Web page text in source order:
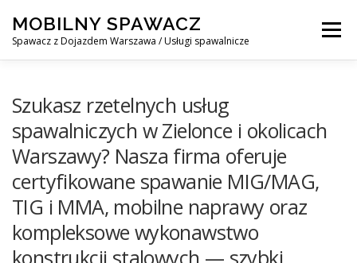
content
MOBILNY SPAWACZ
Spawacz z Dojazdem Warszawa / Usługi spawalnicze
Menu
KONTAKT
Szukasz rzetelnych usług
spawalniczych w Zielonce i okolicach
Warszawy? Nasza firma oferuje
certyfikowane spawanie MIG/MAG,
TIG i MMA, mobilne naprawy oraz
kompleksowe wykonawstwo
konstrukcji stalowych — szybki